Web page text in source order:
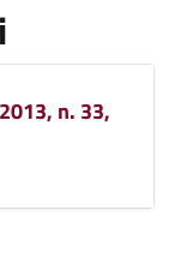
n. 33,